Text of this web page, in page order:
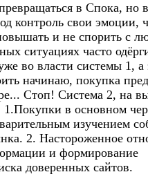
в Спока, но
контроль свои эмоции,
и не спорить с
ситуациях часто
во власти системы 1, а
начинаю, покупка
Стоп! Система 2, на
в основном
изучением
2. Настороженное
и формирование
доверенных сайтов.